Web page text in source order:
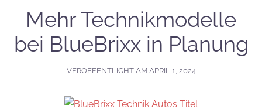
Mehr Technikmodelle
bei BlueBrixx in Planung
VERÖFFENTLICHT AM APRIL 1, 2024